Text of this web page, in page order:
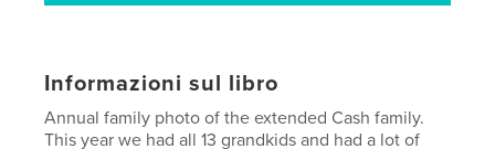
Informazioni sul libro
Annual family photo of the extended Cash family.
This year we had all 13 grandkids and had a lot of